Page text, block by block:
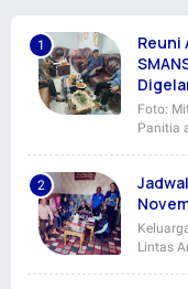
Reuni
Foto:
Panitia
Lintas